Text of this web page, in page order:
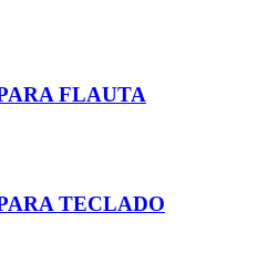
FLAUTA
TECLADO